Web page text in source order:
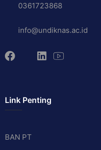
0361723868
info@undiknas.ac.id
Link Penting
BAN PT